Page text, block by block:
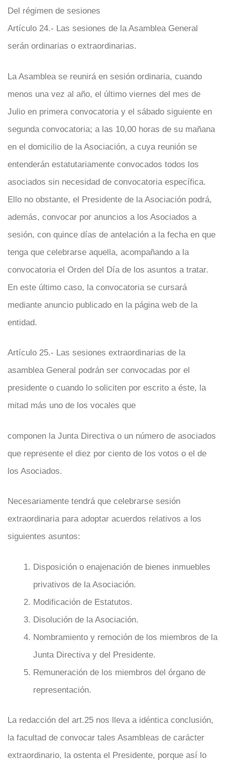
Del régimen de sesiones
Artículo 24.- Las sesiones de la Asamblea General
serán ordinarias o extraordinarias.
La Asamblea se reunirá en sesión ordinaria, cuando
menos una vez al año, el último viernes del mes de
Julio en primera convocatoria y el sábado siguiente en
segunda convocatoria; a las 10,00 horas de su mañana
en el domicilio de la Asociación, a cuya reunión se
entenderán estatutariamente convocados todos los
asociados sin necesidad de convocatoria específica.
Ello no obstante, el Presidente de la Asociación podrá,
además, convocar por anuncios a los Asociados a
sesión, con quince días de antelación a la fecha en que
tenga que celebrarse aquella, acompañando a la
convocatoria el Orden del Día de los asuntos a tratar.
En este último caso, la convocatoria se cursará
mediante anuncio publicado en la página web de la
entidad.
Artículo 25.- Las sesiones extraordinarias de la
asamblea General podrán ser convocadas por el
presidente o cuando lo soliciten por escrito a éste, la
mitad más uno de los vocales que
componen la Junta Directiva o un número de asociados
que represente el diez por ciento de los votos o el de
los Asociados.
Necesariamente tendrá que celebrarse sesión
extraordinaria para adoptar acuerdos relativos a los
siguientes asuntos:
Disposición o enajenación de bienes inmuebles
privativos de la Asociación.
Modificación de Estatutos.
Disolución de la Asociación.
Nombramiento y remoción de los miembros de la
Junta Directiva y del Presidente.
Remuneración de los miembros del órgano de
representación.
La redacción del art.25 nos lleva a idéntica conclusión,
la facultad de convocar tales Asambleas de carácter
extraordinario, la ostenta el Presidente, porque así lo